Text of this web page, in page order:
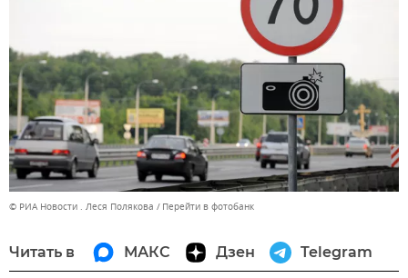
© РИА Новости . Леся Полякова Перейти в фотобанк
Читать в МАКС Дзен Telegram